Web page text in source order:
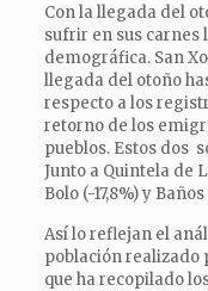
Con la llegada del
sufrir en sus carnes
demográfica. San
llegada del otoño
respecto a los
retorno de los
pueblos. Estos dos
Junto a Quintela de
Bolo (-17,8%) y
Así lo reflejan el
población realizado
que ha recopilado